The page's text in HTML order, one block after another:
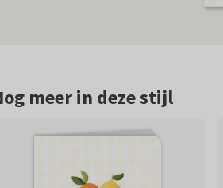
meer in deze stijl